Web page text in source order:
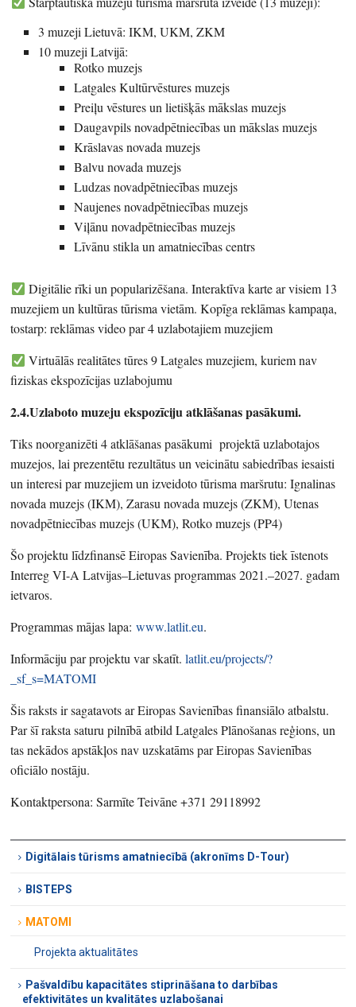
3 muzeji Lietuvā: IKM, UKM, ZKM
10 muzeji Latvijā:
Rotko muzejs
Latgales Kultūrvēstures muzejs
Preiļu vēstures un lietišķās mākslas muzejs
Daugavpils novadpētniecības un mākslas muzejs
Krāslavas novada muzejs
Balvu novada muzejs
Ludzas novadpētniecības muzejs
Naujenes novadpētniecības muzejs
Viļānu novadpētniecības muzejs
Līvānu stikla un amatniecības centrs
Digitālie rīki un popularizēšana. Interaktīva karte ar visiem 13
muzejiem un kultūras tūrisma vietām. Kopīga reklāmas kampaņa,
tostarp: reklāmas video par 4 uzlabotajiem muzejiem
Virtuālās realitātes tūres 9 Latgales muzejiem, kuriem nav
fiziskas ekspozīcijas uzlabojumu
2.4.Uzlaboto muzeju ekspozīciju atklāšanas pasākumi.
Tiks noorganizēti 4 atklāšanas pasākumi projektā uzlabotajos
muzejos, lai prezentētu rezultātus un veicinātu sabiedrības iesaisti
un interesi par muzejiem un izveidoto tūrisma maršrutu: Ignalinas
novada muzejs (IKM), Zarasu novada muzejs (ZKM), Utenas
novadpētniecības muzejs (UKM), Rotko muzejs (PP4)
Šo projektu līdzfinansē Eiropas Savienība. Projekts tiek īstenots
Interreg VI-A Latvijas–Lietuvas programmas 2021.–2027. gadam
ietvaros.
Programmas mājas lapa:www.latlit.eu.
Informāciju par projektu var skatīt.latlit.eu/projects/?
_sf_s=MATOMI
Šis raksts ir sagatavots ar Eiropas Savienības finansiālo atbalstu.
Par šī raksta saturu pilnībā atbild Latgales Plānošanas reģions, un
tas nekādos apstākļos nav uzskatāms par Eiropas Savienības
oficiālo nostāju.
Kontaktpersona: Sarmīte Teivāne +371 29118992
Digitālais tūrisms amatniecībā (akronīms D-Tour)
BISTEPS
MATOMI
Projekta aktualitātes
Pašvaldību kapacitātes stiprināšana to darbības
efektivitātes un kvalitātes uzlabošanai